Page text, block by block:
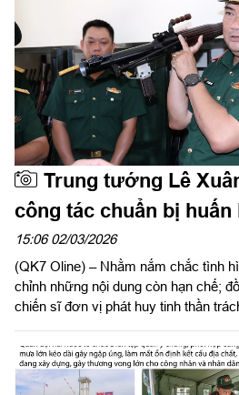
Trung tướng Lê
công tác chuẩn bị
đoàn 5
15:06 02/03/2026
(QK7 Oline) – Nhằm nắm chắc tình
chỉnh những nội dung còn hạn chế;
chiến sĩ đơn vị phát huy tinh thần
lượng, hiệu quả, đáp ứng yêu cầu
tướng Lê Xuân Thế, Ủy viên Trung
khu 7 cùng đoàn công tác Quân khu